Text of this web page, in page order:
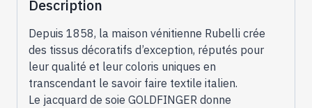
Description
Depuis 1858, la maison vénitienne Rubelli crée
des tissus décoratifs d’exception, réputés pour
leur qualité et leur coloris uniques en
transcendant le savoir faire textile italien.
Le jacquard de soie GOLDFINGER donne